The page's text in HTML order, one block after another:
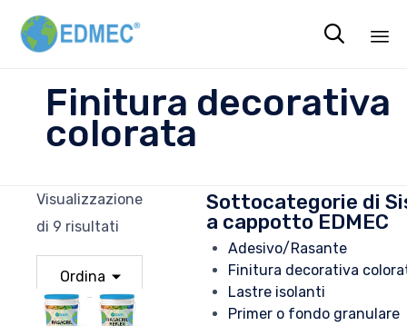

to
Finitura decorativa
colorata
Sottocategorie di
a cappotto EDMEC
Adesivo/Rasante
Finitura decorativa
Lastre isolanti
Primer o fondo granulare
Visualizzazione
di 9 risultati